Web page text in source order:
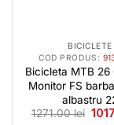
BICICLETE
COD PRODUS:
Bicicleta MTB 26
Monitor FS
albastru
1271.00lei